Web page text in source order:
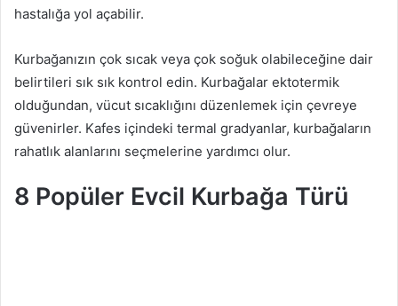
hastalığa yol açabilir.
Kurbağanızın çok sıcak veya çok soğuk olabileceğine dair
belirtileri sık sık kontrol edin. Kurbağalar ektotermik
olduğundan, vücut sıcaklığını düzenlemek için çevreye
güvenirler. Kafes içindeki termal gradyanlar, kurbağaların
rahatlık alanlarını seçmelerine yardımcı olur.
8 Popüler Evcil Kurbağa Türü